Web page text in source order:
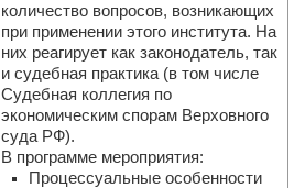
количество вопросов, возникающих
при применении этого института. На
них реагирует как законодатель, так
и судебная практика (в том числе
Судебная коллегия по
экономическим спорам Верховного
суда РФ).
В программе мероприятия:
Процессуальные особенности